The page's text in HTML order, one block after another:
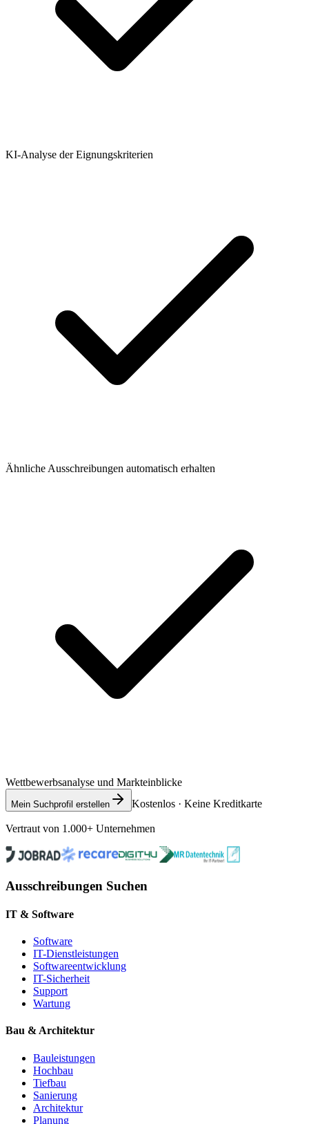
KI-Analyse der Eignungskriterien
Ähnliche Ausschreibungen automatisch erhalten
Wettbewerbsanalyse und Markteinblicke
Mein Suchprofil erstellen Kostenlos · Keine Kreditkarte
Vertraut von 1.000+ Unternehmen
Ausschreibungen Suchen
IT & Software
Software
IT-Dienstleistungen
Softwareentwicklung
IT-Sicherheit
Support
Wartung
Bau & Architektur
Bauleistungen
Hochbau
Tiefbau
Sanierung
Architektur
Planung